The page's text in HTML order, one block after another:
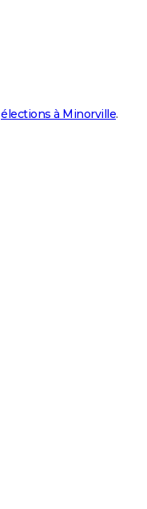
élections à Minorville.